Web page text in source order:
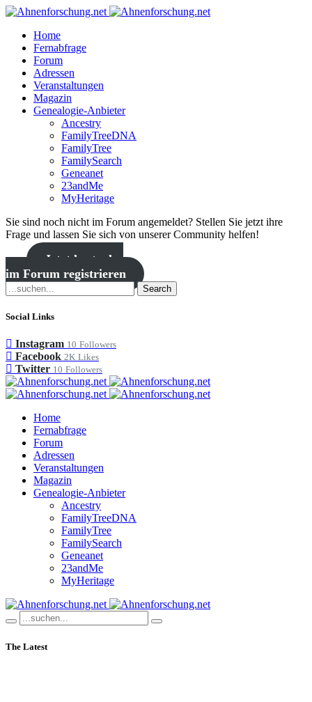
Home
Fernabfrage
Forum
Adressen
Veranstaltungen
Magazin
Genealogie-Anbieter
Ancestry
FamilyTreeDNA
FamilyTree
FamilySearch
Geneanet
23andMe
MyHeritage
Sie sind noch nicht im Forum angemeldet? Stellen Sie jetzt ihre
Frage und lassen Sie sich von unserer Community helfen!
Jetzt kostenlos
im Forum registrieren
Search
Social Links
Instagram 10 Followers
Facebook 2K Likes
Twitter 10 Followers
Home
Fernabfrage
Forum
Adressen
Veranstaltungen
Magazin
Genealogie-Anbieter
Ancestry
FamilyTreeDNA
FamilyTree
FamilySearch
Geneanet
23andMe
MyHeritage
The Latest